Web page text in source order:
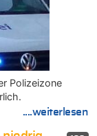
Polizeizone
....weiterlesen